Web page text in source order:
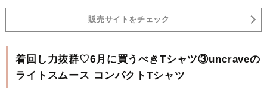
販売サイトをチェック
着回し力抜群♡6月に買うべきTシャツ③uncraveの
ライトスムース コンパクトTシャツ